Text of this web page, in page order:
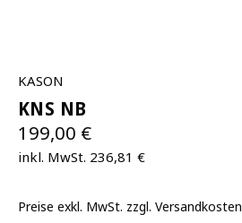
KASON
KNS NB
199,00 €
inkl. MwSt. 236,81 €
Preise exkl. MwSt. zzgl. Versandkosten